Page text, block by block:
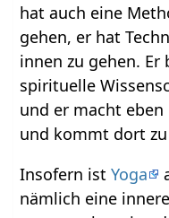
hat auch eine
gehen, er hat
innen zu gehen.
spirituelle
und er macht
und kommt dort
Insofern istYoga
nämlich eine